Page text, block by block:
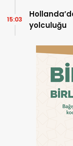
yolculuğu
15:03